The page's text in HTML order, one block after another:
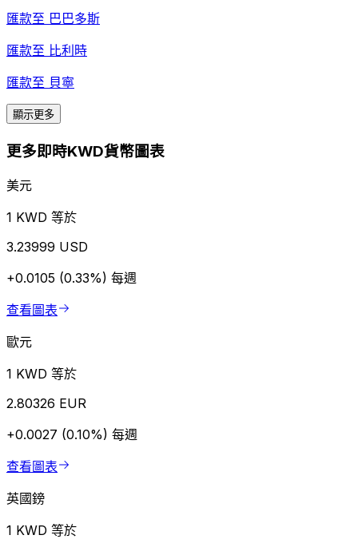
匯款至 巴巴多斯
匯款至 比利時
匯款至 貝寧
顯示更多
更多即時KWD貨幣圖表
美元
1 KWD 等於
3.23999 USD
+0.0105 (0.33%) 每週
查看圖表
歐元
1 KWD 等於
2.80326 EUR
+0.0027 (0.10%) 每週
查看圖表
英國鎊
1 KWD 等於